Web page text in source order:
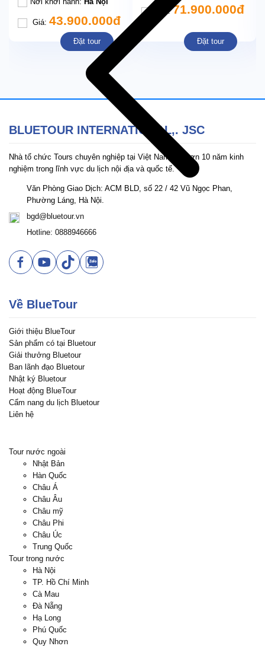
Giá: 43.900.000đ
Đặt tour
Giá:71.900.000đ
Đặt tour
BLUETOUR INTERNATIONAL,. JSC
Nhà tổ chức Tours chuyên nghiệp tại Việt Nam với hơn 10 năm kinh
nghiệm trong lĩnh vực du lịch nội địa và quốc tế.
Văn Phòng Giao Dịch: ACM BLD, số 22 / 42 Vũ Ngọc Phan,
Phường Láng, Hà Nội.
bgd@bluetour.vn
Hotline: 0888946666
Về BlueTour
Giới thiệu BlueTour
Sản phẩm có tại Bluetour
Giải thưởng Bluetour
Ban lãnh đạo Bluetour
Nhật ký Bluetour
Hoạt động BlueTour
Cẩm nang du lịch Bluetour
Liên hệ
Tour nước ngoài
Nhật Bản
Hàn Quốc
Châu Á
Châu Âu
Châu mỹ
Châu Phi
Châu Úc
Trung Quốc
Tour trong nước
Hà Nội
TP. Hồ Chí Minh
Cà Mau
Đà Nẵng
Hạ Long
Phú Quốc
Quy Nhơn